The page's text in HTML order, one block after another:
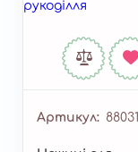
Артикул 88031